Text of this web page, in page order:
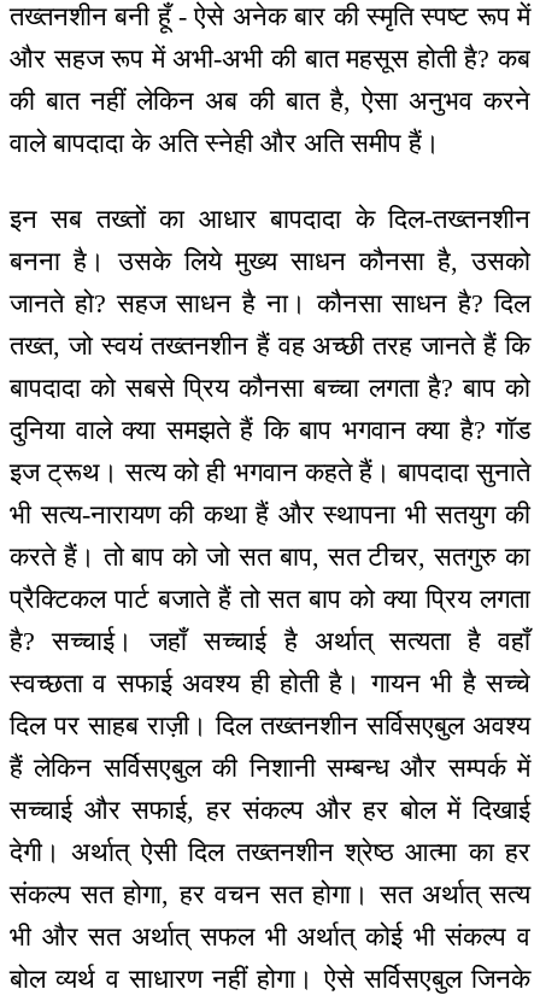
तख्तनशीन बनी हूँ - ऐसे अनेक बार की स्मृति स्पष्ट रूप में
और सहज रूप में अभी-अभी की बात महसूस होती है? कब
की बात नहीं लेकिन अब की बात है, ऐसा अनुभव करने
वाले बापदादा के अति स्नेही और अति समीप हैं।
इन सब तख्तों का आधार बापदादा के दिल-तख्तनशीन
बनना है। उसके लिये मुख्य साधन कौनसा है, उसको
जानते हो? सहज साधन है ना। कौनसा साधन है? दिल
तख्त, जो स्वयं तख्तनशीन हैं वह अच्छी तरह जानते हैं कि
बापदादा को सबसे प्रिय कौनसा बच्चा लगता है? बाप को
दुनिया वाले क्या समझते हैं कि बाप भगवान क्या है? गॉड
इज ट्रूथ। सत्य को ही भगवान कहते हैं। बापदादा सुनाते
भी सत्य-नारायण की कथा हैं और स्थापना भी सतयुग की
करते हैं। तो बाप को जो सत बाप, सत टीचर, सतगुरु का
प्रैक्टिकल पार्ट बजाते हैं तो सत बाप को क्या प्रिय लगता
है? सच्चाई। जहाँ सच्चाई है अर्थात् सत्यता है वहाँ
स्वच्छता व सफाई अवश्य ही होती है। गायन भी है सच्चे
दिल पर साहब राज़ी। दिल तख्तनशीन सर्विसएबुल अवश्य
हैं लेकिन सर्विसएबुल की निशानी सम्बन्ध और सम्पर्क में
सच्चाई और सफाई, हर संकल्प और हर बोल में दिखाई
देगी। अर्थात् ऐसी दिल तख्तनशीन श्रेष्ठ आत्मा का हर
संकल्प सत होगा, हर वचन सत होगा। सत अर्थात् सत्य
भी और सत अर्थात् सफल भी अर्थात् कोई भी संकल्प व
बोल व्यर्थ व साधारण नहीं होगा। ऐसे सर्विसएबुल जिनके